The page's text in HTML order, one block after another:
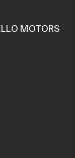
MOTORS